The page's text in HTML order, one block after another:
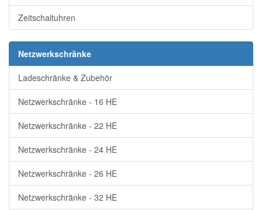
Zeitschaltuhren
Netzwerkschränke
Ladeschränke & Zubehör
Netzwerkschränke - 16 HE
Netzwerkschränke - 22 HE
Netzwerkschränke - 24 HE
Netzwerkschränke - 26 HE
Netzwerkschränke - 32 HE